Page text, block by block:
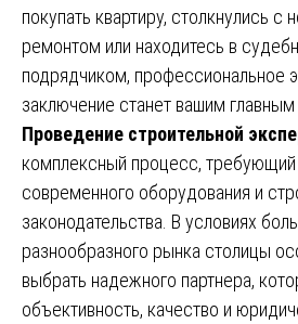
покупать квартиру, столкнулись с
ремонтом или находитесь в
подрядчиком, профессиональное
заключение станет вашим главным
Проведение строительной
комплексный процесс, требующий
современного оборудования и
законодательства. В условиях
разнообразного рынка столицы
выбрать надежного партнера,
объективность, качество и